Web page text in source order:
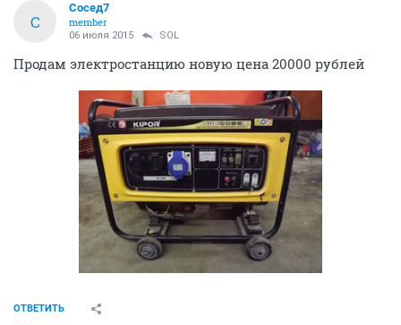
С
Сосед7
member
06 июля 2015 SOL
Продам электростанцию новую цена 20000 рублей
ОТВЕТИТЬ